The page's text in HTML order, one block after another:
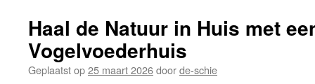
Haal de Natuur in Huis met
Vogelvoederhuis
Geplaatst op25 maart 2026doorde-schie